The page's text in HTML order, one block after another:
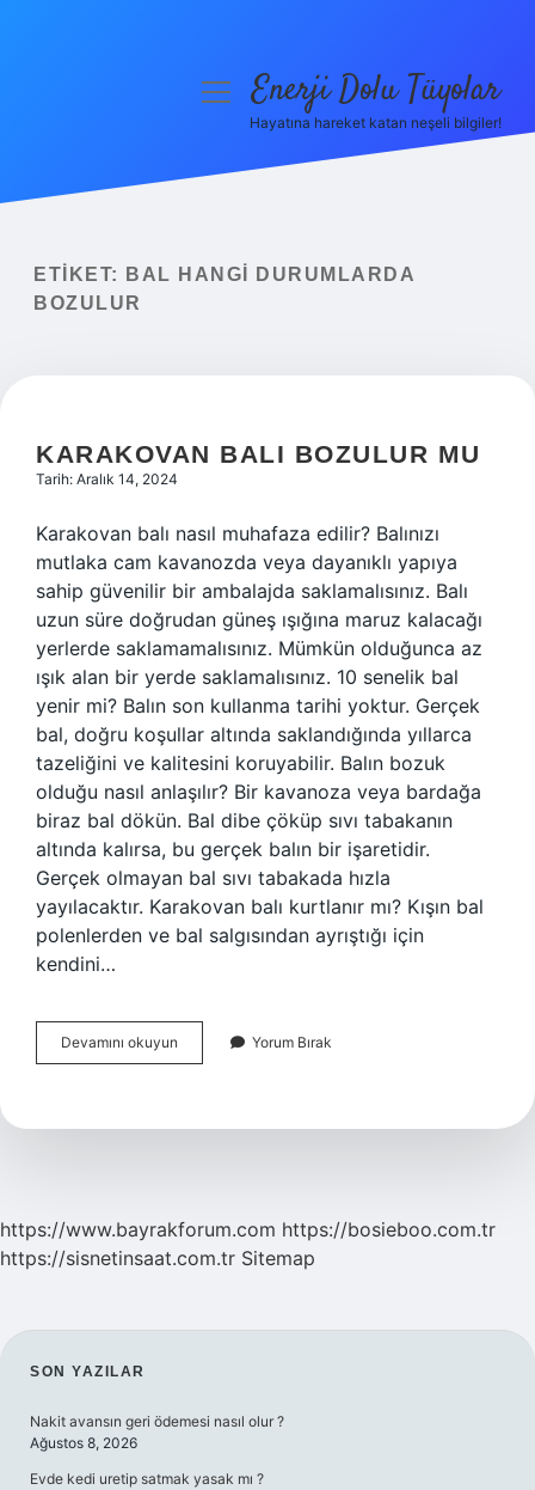
Yasal Uyarı
menüyüEnerji Dolu Tüyolar
Hayatına hareket katan neşeli bilgiler!
ETIKET:
BAL HANGI DURUMLARDA
BOZULUR
KARAKOVAN BALI BOZULUR MU
Tarih: Aralık 14, 2024
Karakovan balı nasıl muhafaza edilir? Balınızı
mutlaka cam kavanozda veya dayanıklı yapıya
sahip güvenilir bir ambalajda saklamalısınız. Balı
uzun süre doğrudan güneş ışığına maruz kalacağı
yerlerde saklamamalısınız. Mümkün olduğunca az
ışık alan bir yerde saklamalısınız. 10 senelik bal
yenir mi? Balın son kullanma tarihi yoktur. Gerçek
bal, doğru koşullar altında saklandığında yıllarca
tazeliğini ve kalitesini koruyabilir. Balın bozuk
olduğu nasıl anlaşılır? Bir kavanoza veya bardağa
biraz bal dökün. Bal dibe çöküp sıvı tabakanın
altında kalırsa, bu gerçek balın bir işaretidir.
Gerçek olmayan bal sıvı tabakada hızla
yayılacaktır. Karakovan balı kurtlanır mı? Kışın bal
polenlerden ve bal salgısından ayrıştığı için
kendini…
Devamını okuyun Karakovan
Balı
Yorum Bırak
https://www.bayrakforum.com https://bosieboo.com.tr
https://sisnetinsaat.com.tr Sitemap
SIDEBAR
SON YAZILAR
Nakit avansın geri ödemesi nasıl olur ?
Ağustos 8, 2026
Evde kedi uretip satmak yasak mı ?